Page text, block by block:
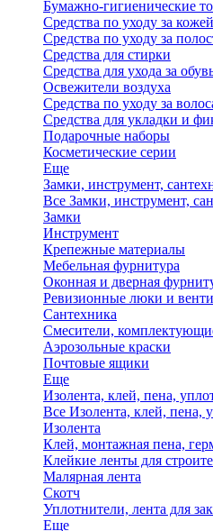
Бумажно-гигиенические
Средства по уходу за
Средства по уходу за
Средства для стирки
Средства для ухода за
Освежители воздуха
Средства по уходу за
Средства для укладки и
Подарочные наборы
Косметические серии
Еще
Замки, инструмент,
Все Замки, инструмент,
Замки
Инструмент
Крепежные материалы
Мебельная фурнитура
Оконная и дверная
Ревизионные люки и
Сантехника
Смесители,
Аэрозольные краски
Почтовые ящики
Еще
Изолента, клей, пена,
Все Изолента, клей, пена,
Изолента
Клей, монтажная пена,
Клейкие ленты для
Малярная лента
Скотч
Уплотнители, лента для
Еще